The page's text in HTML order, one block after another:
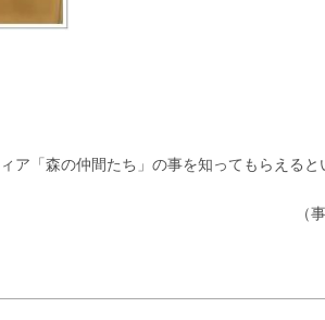
ア「森の仲間たち」の事を知ってもらえると
（